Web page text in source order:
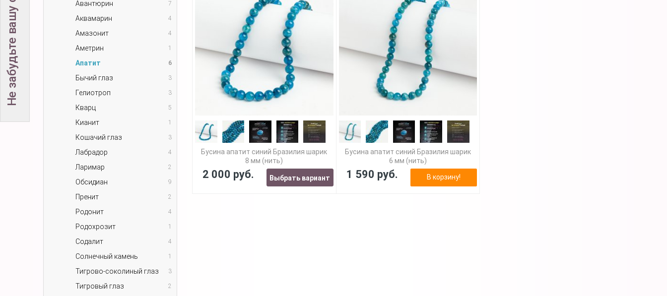
Авантюрин 7
Аквамарин 4
Амазонит 4
Аметрин 1
Апатит 6
Бычий глаз 3
Гелиотроп 3
Кварц 5
Кианит 1
Кошачий глаз 3
Лабрадор 4
Ларимар 2
Обсидиан 9
Пренит 2
Родонит 4
Родохрозит 1
Содалит 4
Солнечный камень 1
Тигрово-соколиный глаз 3
Тигровый глаз 2
Бусина апатит синий Бразилия шарик
8 мм (нить)
2 000 руб. Выбрать вариант
Бусина апатит синий Бразилия шарик
6 мм (нить)
1 590 руб. В корзину!
Не забудьте вашу скидку!